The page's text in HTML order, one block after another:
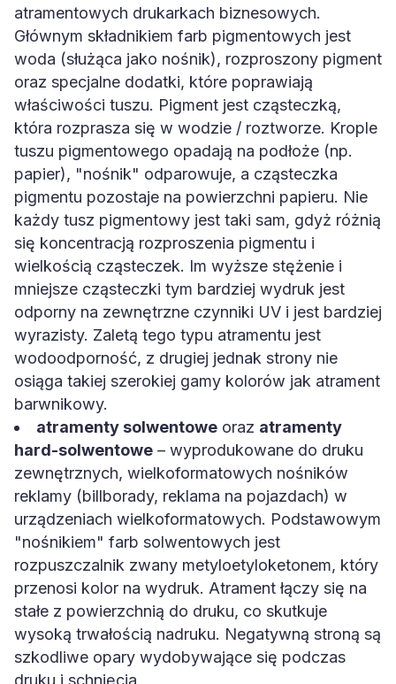
atramentowych drukarkach biznesowych.
Głównym składnikiem farb pigmentowych jest
woda (służąca jako nośnik), rozproszony pigment
oraz specjalne dodatki, które poprawiają
właściwości tuszu. Pigment jest cząsteczką,
która rozprasza się w wodzie / roztworze. Krople
tuszu pigmentowego opadają na podłoże (np.
papier), "nośnik" odparowuje, a cząsteczka
pigmentu pozostaje na powierzchni papieru. Nie
każdy tusz pigmentowy jest taki sam, gdyż różnią
się koncentracją rozproszenia pigmentu i
wielkością cząsteczek. Im wyższe stężenie i
mniejsze cząsteczki tym bardziej wydruk jest
odporny na zewnętrzne czynniki UV i jest bardziej
wyrazisty. Zaletą tego typu atramentu jest
wodoodporność, z drugiej jednak strony nie
osiąga takiej szerokiej gamy kolorów jak atrament
barwnikowy.
atramenty solwentowe oraz atramenty
hard-solwentowe – wyprodukowane do druku
zewnętrznych, wielkoformatowych nośników
reklamy (billborady, reklama na pojazdach) w
urządzeniach wielkoformatowych. Podstawowym
"nośnikiem" farb solwentowych jest
rozpuszczalnik zwany metyloetyloketonem, który
przenosi kolor na wydruk. Atrament łączy się na
stałe z powierzchnią do druku, co skutkuje
wysoką trwałością nadruku. Negatywną stroną są
szkodliwe opary wydobywające się podczas
druku i schnięcia.